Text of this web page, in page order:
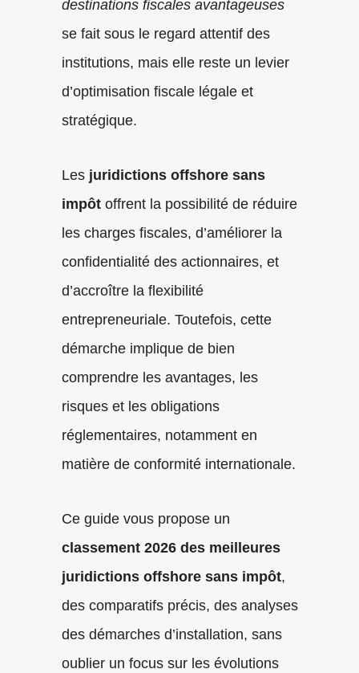
destinations fiscales avantageuses
se fait sous le regard attentif des
institutions, mais elle reste un levier
d’optimisation fiscale légale et
stratégique.
Les juridictions offshore sans
impôtoffrent la possibilité de réduire
les charges fiscales, d’améliorer la
confidentialité des actionnaires, et
d’accroître la flexibilité
entrepreneuriale. Toutefois, cette
démarche implique de bien
comprendre les avantages, les
risques et les obligations
réglementaires, notamment en
matière de conformité internationale.
Ce guide vous propose un
classement 2026 des meilleures
juridictions offshore sans impôt,
des comparatifs précis, des analyses
des démarches d’installation, sans
oublier un focus sur les évolutions